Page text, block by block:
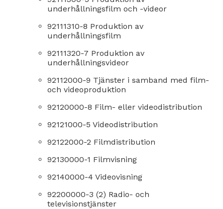
underhållningsfilm och -videor
92111310-8 Produktion av
underhållningsfilm
92111320-7 Produktion av
underhållningsvideor
92112000-9 Tjänster i samband med film-
och videoproduktion
92120000-8 Film- eller videodistribution
92121000-5 Videodistribution
92122000-2 Filmdistribution
92130000-1 Filmvisning
92140000-4 Videovisning
92200000-3 (2) Radio- och
televisionstjänster